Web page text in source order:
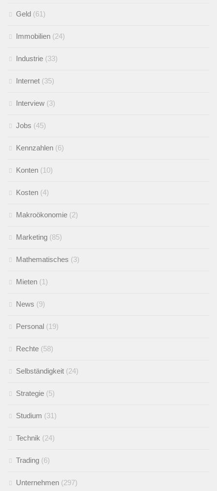
Geld (61)
Immobilien (24)
Industrie (33)
Internet (35)
Interview (3)
Jobs (45)
Kennzahlen (6)
Konten (10)
Kosten (4)
Makroökonomie (2)
Marketing (85)
Mathematisches (3)
Mieten (1)
News (9)
Personal (19)
Rechte (58)
Selbständigkeit (24)
Strategie (5)
Studium (31)
Technik (24)
Trading (6)
Unternehmen (297)